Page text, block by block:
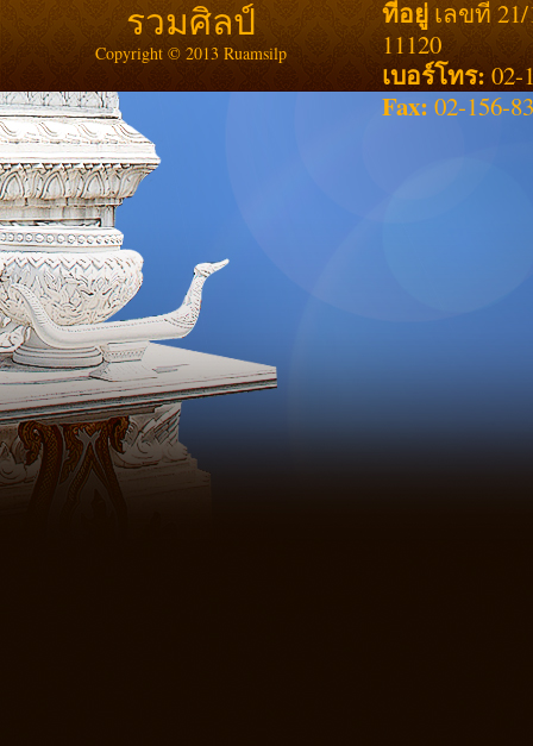
รวมศิลป์
Copyright © 2013 Ruamsilp
ที่อยู่ เลขที่
11120
เบอร์โทร: 02-
Fax: 02-156-